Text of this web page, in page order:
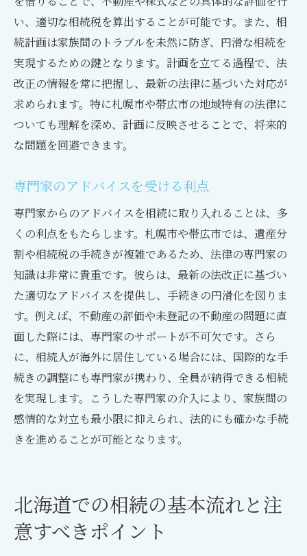
い、適切な相続税を算出することが可能です。また、相
続計画は家族間のトラブルを未然に防ぎ、円滑な相続を
実現するための鍵となります。計画を立てる過程で、法
改正の情報を常に把握し、最新の法律に基づいた対応が
求められます。特に札幌市や帯広市の地域特有の法律に
ついても理解を深め、計画に反映させることで、将来的
な問題を回避できます。
専門家のアドバイスを受ける利点
専門家からのアドバイスを相続に取り入れることは、多
くの利点をもたらします。札幌市や帯広市では、遺産分
割や相続税の手続きが複雑であるため、法律の専門家の
知識は非常に貴重です。彼らは、最新の法改正に基づい
た適切なアドバイスを提供し、手続きの円滑化を図りま
す。例えば、不動産の評価や未登記の不動産の問題に直
面した際には、専門家のサポートが不可欠です。さら
に、相続人が海外に居住している場合には、国際的な手
続きの調整にも専門家が携わり、全員が納得できる相続
を実現します。こうした専門家の介入により、家族間の
感情的な対立も最小限に抑えられ、法的にも確かな手続
きを進めることが可能となります。
北海道での相続の基本流れと注
意すべきポイント